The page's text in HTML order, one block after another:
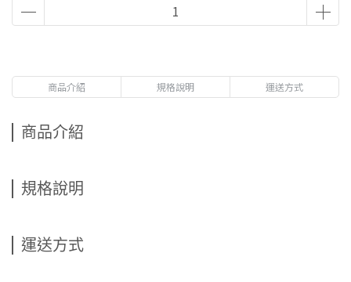
商品介紹 規格說明 運送方式
商品介紹
規格說明
運送方式